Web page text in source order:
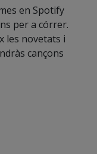
en Spotify
per a córrer.
les novetats i
cançons